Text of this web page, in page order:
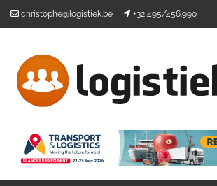
christophe@logistiek.be +32 495/456.990